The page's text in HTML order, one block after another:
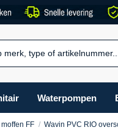
Waterpompen
moffen FF Wavin PVC RIO